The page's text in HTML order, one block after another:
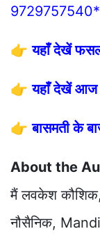
9729757540*
👉यहाँ देखें
👉यहाँ देखें आज
👉बासमती के
About the
मैं लवकेश कौशिक,
नौसैनिक,